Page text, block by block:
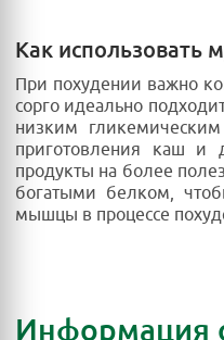
Как использовать
При похудении важно
сорго идеально
низким
приготовления каш и
продукты на более
богатыми белком,
мышцы в процессе
Информация